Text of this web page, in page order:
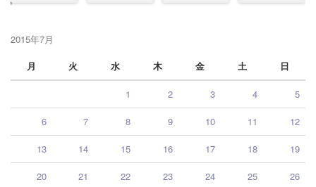
2015年7月
月
火 水 木 金 土 日
1 2 3 4 5
6 7 8 9 10 11 12
13 14 15 16 17 18 19
20 21 22 23 24 25 26